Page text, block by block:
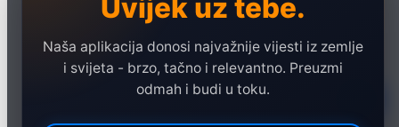
Uvijek uz tebe.
Naša aplikacija donosi najvažnije vijesti iz zemlje
i svijeta - brzo, tačno i relevantno. Preuzmi
odmah i budi u toku.
Ekonomija